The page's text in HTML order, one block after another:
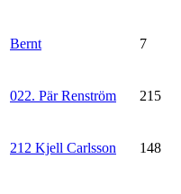
Bernt 7
022. Pär Renström 215
212 Kjell Carlsson 148